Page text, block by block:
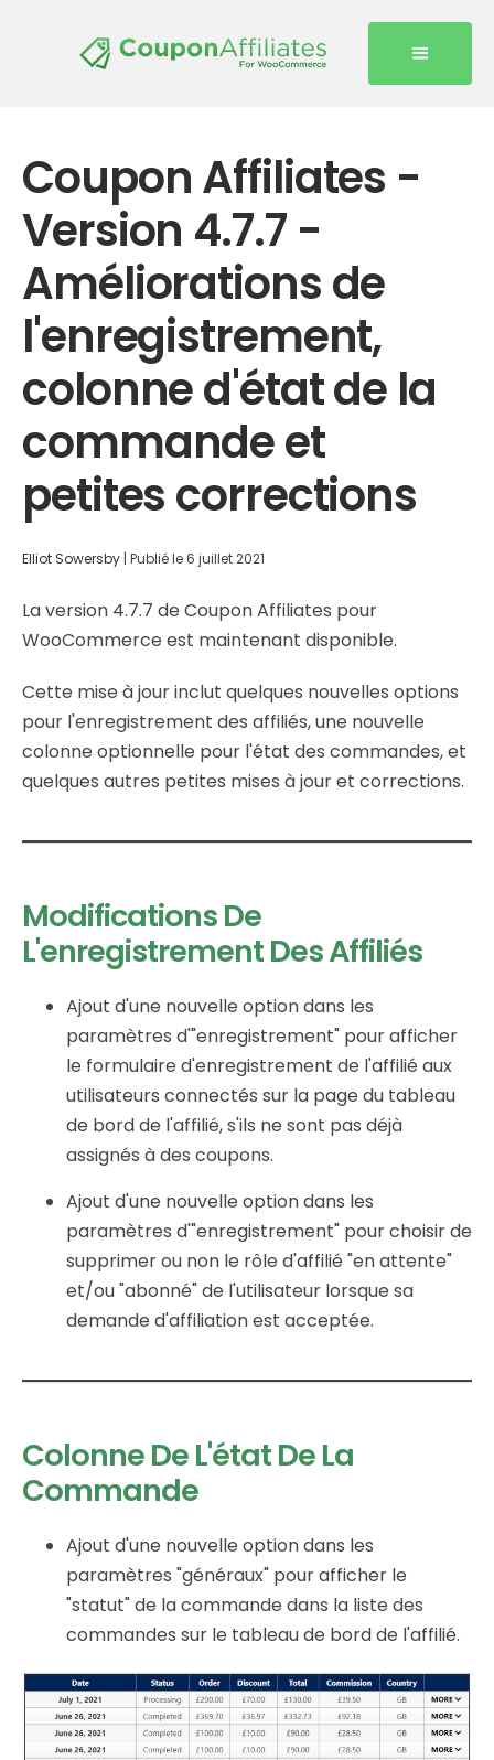
Coupon Affiliates -
Version 4.7.7 -
Améliorations de
l'enregistrement,
colonne d'état de la
commande et
petites corrections
Elliot Sowersby | Publié le6 juillet 2021
La version 4.7.7 de Coupon Affiliates pour
WooCommerce est maintenant disponible.
Cette mise à jour inclut quelques nouvelles options
pour l'enregistrement des affiliés, une nouvelle
colonne optionnelle pour l'état des commandes, et
quelques autres petites mises à jour et corrections.
Modifications De
L'enregistrement Des Affiliés
Ajout d'une nouvelle option dans les
paramètres d'"enregistrement" pour afficher
le formulaire d'enregistrement de l'affilié aux
utilisateurs connectés sur la page du tableau
de bord de l'affilié, s'ils ne sont pas déjà
assignés à des coupons.
Ajout d'une nouvelle option dans les
paramètres d'"enregistrement" pour choisir de
supprimer ou non le rôle d'affilié "en attente"
et/ou "abonné" de l'utilisateur lorsque sa
demande d'affiliation est acceptée.
Colonne De L'état De La
Commande
Ajout d'une nouvelle option dans les
paramètres "généraux" pour afficher le
"statut" de la commande dans la liste des
commandes sur le tableau de bord de l'affilié.